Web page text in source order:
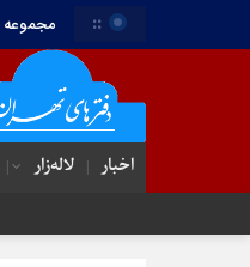
::
اخبار لاله‌زار